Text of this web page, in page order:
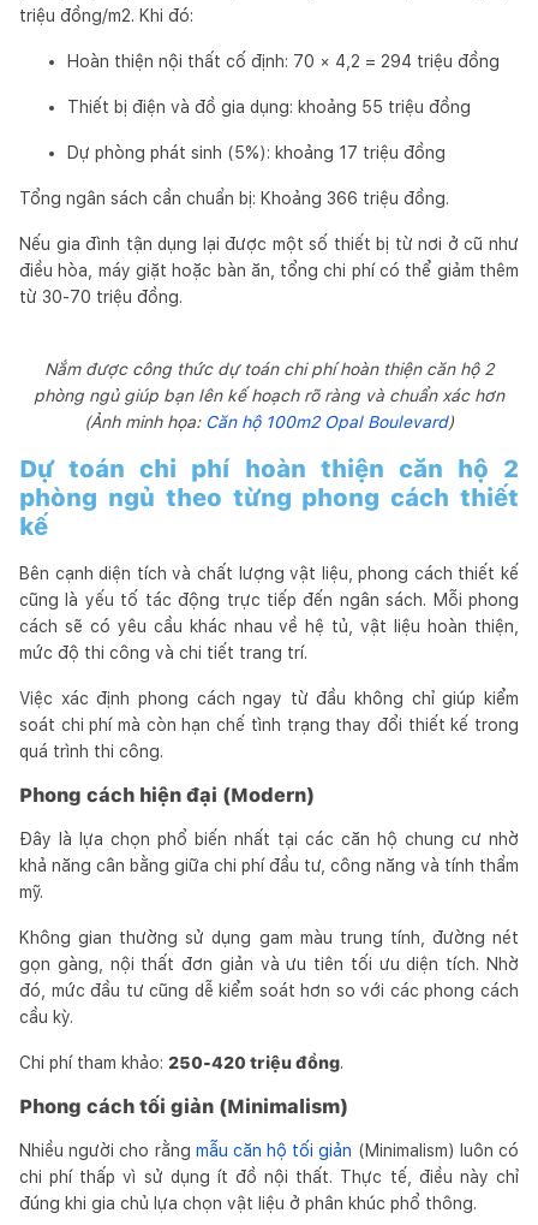
triệu đồng/m2. Khi đó:
Hoàn thiện nội thất cố định: 70 × 4,2 = 294 triệu đồng
Thiết bị điện và đồ gia dụng: khoảng 55 triệu đồng
Dự phòng phát sinh (5%): khoảng 17 triệu đồng
Tổng ngân sách cần chuẩn bị: Khoảng 366 triệu đồng.
Nếu gia đình tận dụng lại được một số thiết bị từ nơi ở cũ như
điều hòa, máy giặt hoặc bàn ăn, tổng chi phí có thể giảm thêm
từ 30-70 triệu đồng.
Nắm được công thức dự toán chi phí hoàn thiện căn hộ 2
phòng ngủ giúp bạn lên kế hoạch rõ ràng và chuẩn xác hơn
(Ảnh minh họa: Căn hộ 100m2 Opal Boulevard)
Dự toán chi phí hoàn thiện căn hộ 2
phòng ngủ theo từng phong cách thiết
kế
Bên cạnh diện tích và chất lượng vật liệu, phong cách thiết kế
cũng là yếu tố tác động trực tiếp đến ngân sách. Mỗi phong
cách sẽ có yêu cầu khác nhau về hệ tủ, vật liệu hoàn thiện,
mức độ thi công và chi tiết trang trí.
Việc xác định phong cách ngay từ đầu không chỉ giúp kiểm
soát chi phí mà còn hạn chế tình trạng thay đổi thiết kế trong
quá trình thi công.
Phong cách hiện đại (Modern)
Đây là lựa chọn phổ biến nhất tại các căn hộ chung cư nhờ
khả năng cân bằng giữa chi phí đầu tư, công năng và tính thẩm
mỹ.
Không gian thường sử dụng gam màu trung tính, đường nét
gọn gàng, nội thất đơn giản và ưu tiên tối ưu diện tích. Nhờ
đó, mức đầu tư cũng dễ kiểm soát hơn so với các phong cách
cầu kỳ.
Chi phí tham khảo: 250-420 triệu đồng.
Phong cách tối giản (Minimalism)
Nhiều người cho rằng mẫu căn hộ tối giản (Minimalism) luôn có
chi phí thấp vì sử dụng ít đồ nội thất. Thực tế, điều này chỉ
đúng khi gia chủ lựa chọn vật liệu ở phân khúc phổ thông.